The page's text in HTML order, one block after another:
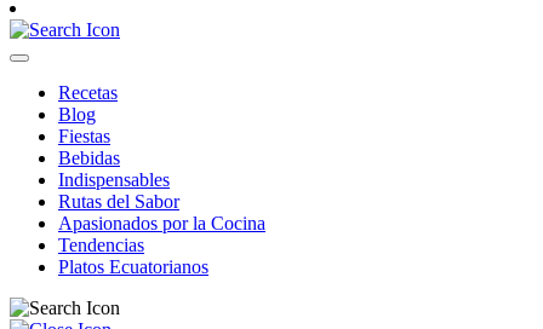
Recetas
Blog
Fiestas
Bebidas
Indispensables
Rutas del Sabor
Apasionados por la Cocina
Tendencias
Platos Ecuatorianos